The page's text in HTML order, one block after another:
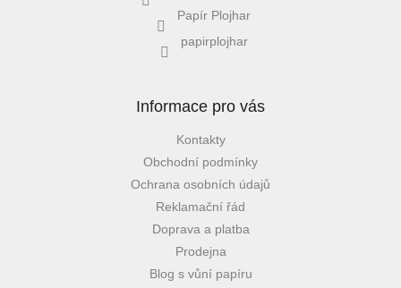
Papír Plojhar
papirplojhar
Informace pro vás
Kontakty
Obchodní podmínky
Ochrana osobních údajů
Reklamační řád
Doprava a platba
Prodejna
Blog s vůní papíru